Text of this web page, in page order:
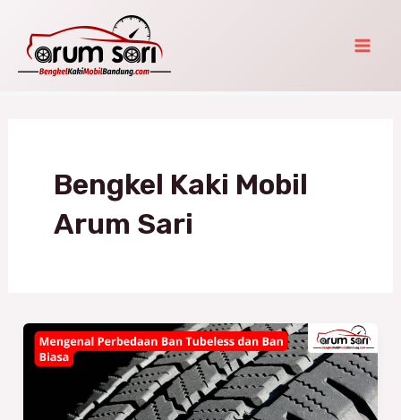
content
Bengkel Kaki Mobil
Arum Sari
Mengenal
Perbedaan
Tubeless